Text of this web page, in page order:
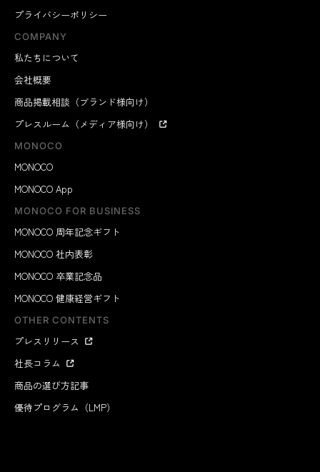
プライバシーポリシー
COMPANY
私たちについて
会社概要
商品掲載相談（ブランド様向け）
プレスルーム（メディア様向け）
MONOCO
MONOCO
MONOCO App
MONOCO FOR BUSINESS
MONOCO 周年記念ギフト
MONOCO 社内表彰
MONOCO 卒業記念品
MONOCO 健康経営ギフト
OTHER CONTENTS
プレスリリース
社長コラム
商品の選び方記事
優待プログラム（LMP）